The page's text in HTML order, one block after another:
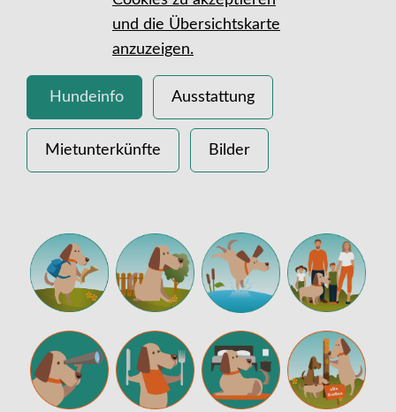
und die Übersichtskarte
anzuzeigen.
Hundeinfo Ausstattung
Mietunterkünfte Bilder